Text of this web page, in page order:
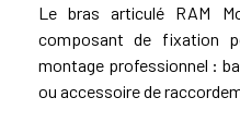
Le bras articulé RAM
composant de fixation
montage professionnel :
ou accessoire de